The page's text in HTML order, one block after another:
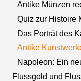
Antike Münzen
Quiz zur Histoire
Das Porträt des
Antike
Napoleon: Ein
Flussgold und